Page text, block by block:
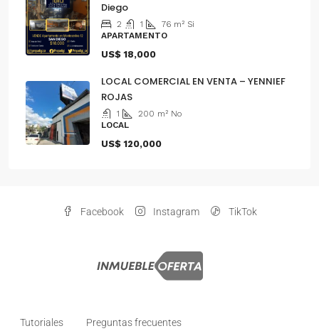
Diego
2 1 76 m² Si
APARTAMENTO
US$ 18,000
LOCAL COMERCIAL EN VENTA – YENNIEF
ROJAS
1 200 m² No
LOCAL
US$ 120,000
Facebook Instagram TikTok
Tutoriales Preguntas frecuentes